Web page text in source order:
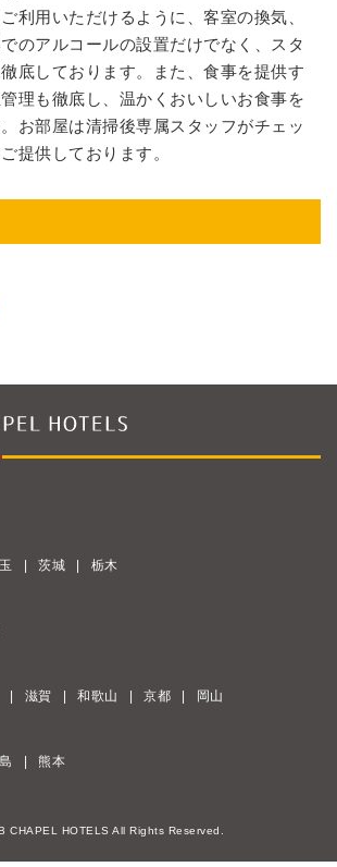
利用いただけるように、客室の換気、
のアルコールの設置だけでなく、スタ
底しております。また、食事を提供す
理も徹底し、温かくおいしいお食事を
お部屋は清掃後専属スタッフがチェッ
提供しております。
茨城 栃木
滋賀 和歌山 京都 岡山
熊本
CHAPEL HOTELS All Rights Reserved.